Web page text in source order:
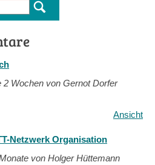
2 Wochen von Gernot Dorfer
Ansicht
Netzwerk Organisation
von Holger Hüttemann